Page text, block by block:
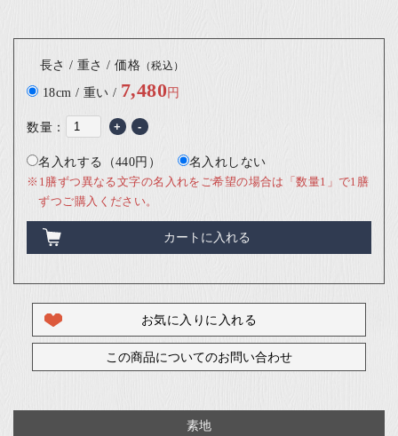
長さ / 重さ / 価格 （税込）
18cm / 重い / 7,480円
数量： + -
名入れする（440円） 名入れしない
※1膳ずつ異なる文字の名入れをご希望の場合は「数量1」で1膳
ずつご購入ください。
カートに入れる
お気に入りに入れる
この商品についてのお問い合わせ
素地